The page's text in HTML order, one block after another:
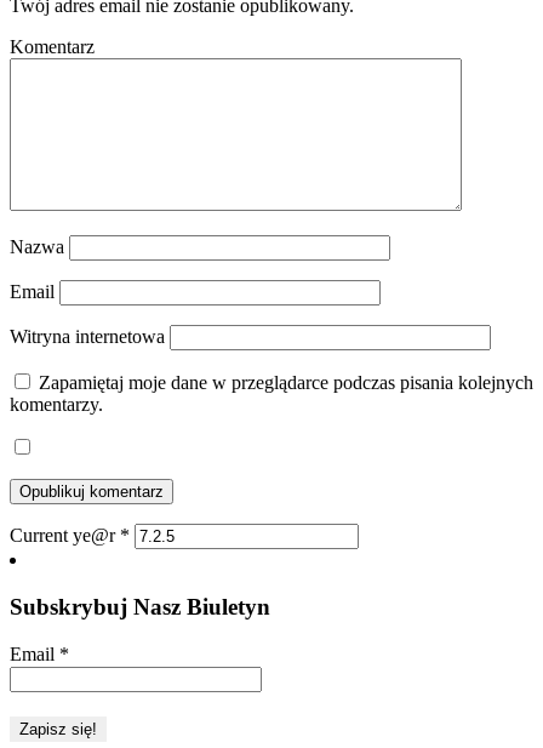
Twój adres email nie zostanie opublikowany.
Komentarz
Nazwa
Email
Witryna internetowa
Zapamiętaj moje dane w przeglądarce podczas pisania kolejnych
komentarzy.
Current ye@r *
Subskrybuj Nasz Biuletyn
Email *